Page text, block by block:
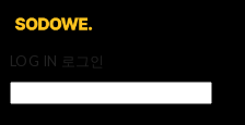
LOG IN 로그인